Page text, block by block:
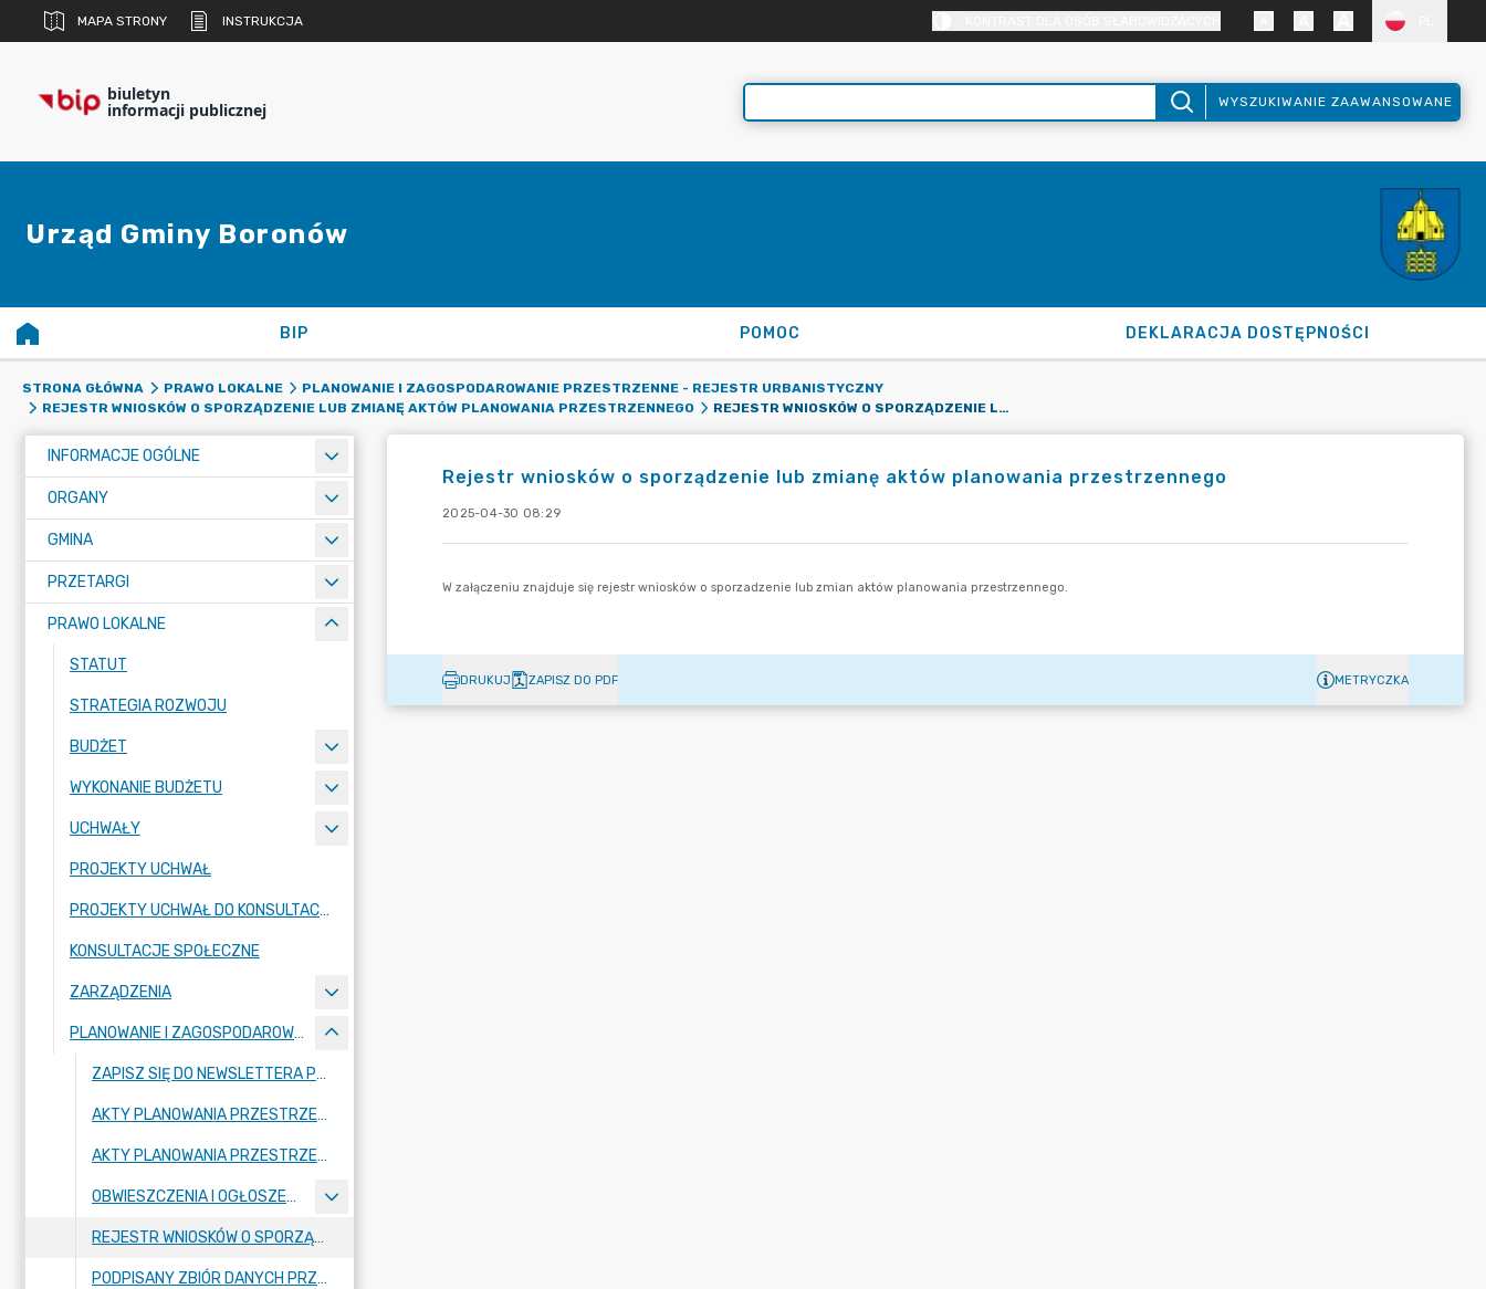
MAPA STRONY INSTRUKCJA
biuletyn
informacji publicznej WYSZUKIWANIE ZAAWANSOWANE
Urząd Gminy Boronów
BIP POMOC DEKLARACJA DOSTĘPNOŚCI
STRONA GŁÓWNA PRAWO LOKALNE
PLANOWANIE I ZAGOSPODAROWANIE PRZESTRZENNE - REJESTR URBANISTYCZNY
REJESTR WNIOSKÓW O SPORZĄDZENIE LUB ZMIANĘ AKTÓW PLANOWANIA PRZESTRZENNEGO
REJESTR WNIOSKÓW O SPORZĄDZENIE LUB ZMIANĘ AKTÓW PLANOWANIA PRZESTRZENNEGO
INFORMACJE OGÓLNE
ORGANY
GMINA
PRZETARGI
PRAWO LOKALNE
STATUT
STRATEGIA ROZWOJU
BUDŻET
WYKONANIE BUDŻETU
UCHWAŁY
PROJEKTY UCHWAŁ
PROJEKTY UCHWAŁ DO KONSULTACJI
KONSULTACJE SPOŁECZNE
ZARZĄDZENIA
PLANOWANIE I ZAGOSPODAROWANIE PRZESTRZENNE - REJESTR URBANISTYCZNY
ZAPISZ SIĘ DO NEWSLETTERA PLANISTYCZNEGO
AKTY PLANOWANIA PRZESTRZENNEGO W TRAKCIE OPRACOWANIA - MIEJSCOWE PLANY ZAGOSPODAROWANIA PRZESTRZENNEGO GMINY BORONÓW
AKTY PLANOWANIA PRZESTRZENNEGO W TRAKCIE OPRACOWANIA - PLAN OGÓLNY GMINY BORONÓW
OBWIESZCZENIA I OGŁOSZENIA Z ZAKRESU PLANOWANIA PRZESTRZENNEGO
REJESTR WNIOSKÓW O SPORZĄDZENIE LUB ZMIANĘ AKTÓW PLANOWANIA PRZESTRZENNEGO
PODPISANY ZBIÓR DANYCH PRZESTRZENNYCH APP
Rejestr wniosków o sporządzenie lub zmianę aktów planowania przestrzennego
2025-04-30 08:29
DRUKUJ ZAPISZ DO PDF METRYCZKA